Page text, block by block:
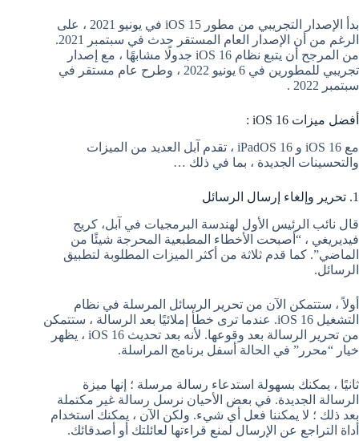
بدأ الإصدار التجريبي من مطور iOS 15 في يونيو 2021 ، على
الرغم من أن الإصدار العام المستقر حدث في سبتمبر 2021.
من المرجح أن يتبع نظام iOS 16 جدولًا مشابهًا ، مع إصدار
تجريبي للمطورين في 6 يونيو 2022 ، وطرح عام مستقر في
سبتمبر 2022 .
أفضل ميزات iOS 16 :
مع ‌iOS 16‌ و iPadOS 16 ، تقدم آبل العديد من الميزات
والتحسينات الجديدة ، بما في ذلك …
1. تحرير وإلغاء إرسال الرسائل
قال نائب الرئيس الأول لهندسة البرمجيات في آبل، كريج
فيديريغي ، “أصبحت الأخطاء المطبعية المحرجة شيئًا من
الماضي”. كما قدم ثلاثة من أكثر الميزات المطلوبة لتطبيق
الرسائل.
أولاً ، ستتمكن الآن من تحرير الرسائل المرسلة في نظام
التشغيل iOS 16. عندما ترى خطأ إملائيًا بعد الرسالة ، ستتمكن
من تحرير الرسالة بعد وقوعها. لأنه بعد تحديث iOS 16 ، يظهر
خيار “محرر” في الحالة أسفل برنامج المراسلة.
ثانيًا ، يمكنك بسهولة استدعاء رسالة مرسلة ؛ إنها ميزة
الرسالة الجديدة. في بعض الأحيان نرسل رسالة غير مكتملة
بعد ذلك ؛ لا يمكننا فعل أي شيء. ولكن الآن ، يمكنك استخدام
أداة التراجع عن الإرسال لمنع قراءتها لعائلتك أو أصدقائك.